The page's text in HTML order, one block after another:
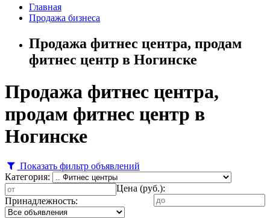
Главная
Продажа бизнеса
Продажа фитнес центра, продам
фитнес центр в Ногинске
Продажа фитнес центра,
продам фитнес центр в
Ногинске
Показать фильтр объявлений
Категория:
Цена (руб.):
Принадлежность: